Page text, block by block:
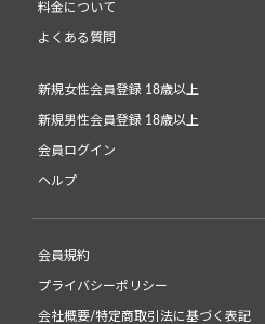
料金について
よくある質問
新規女性会員登録 18歳以上
新規男性会員登録 18歳以上
会員ログイン
ヘルプ
会員規約
プライバシーポリシー
会社概要/特定商取引法に基づく表記